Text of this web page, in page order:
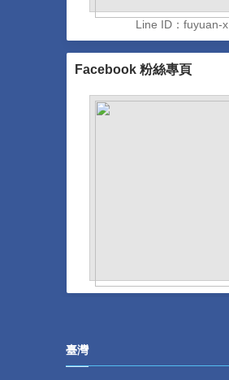
Line ID：fuyuan-x
Facebook 粉絲專頁
臺灣